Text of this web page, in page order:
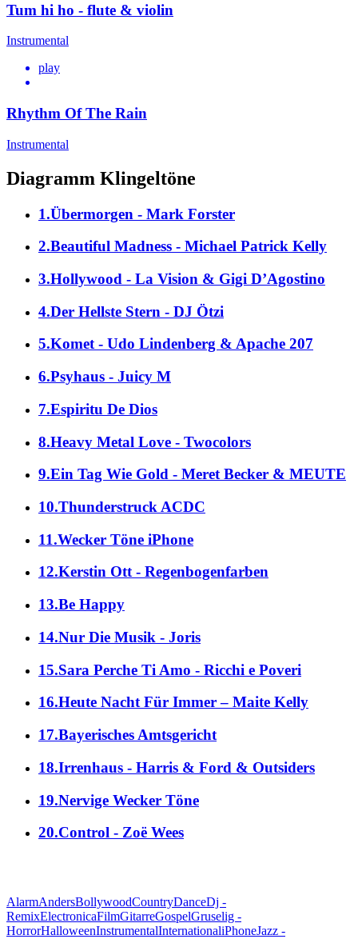
Tum hi ho - flute & violin
Instrumental
play
Rhythm Of The Rain
Instrumental
Diagramm Klingeltöne
1.Übermorgen - Mark Forster
2.Beautiful Madness - Michael Patrick Kelly
3.Hollywood - La Vision & Gigi D’Agostino
4.Der Hellste Stern - DJ Ötzi
5.Komet - Udo Lindenberg & Apache 207
6.Psyhaus - Juicy M
7.Espiritu De Dios
8.Heavy Metal Love - Twocolors
9.Ein Tag Wie Gold - Meret Becker & MEUTE
10.Thunderstruck ACDC
11.Wecker Töne iPhone
12.Kerstin Ott - Regenbogenfarben
13.Be Happy
14.Nur Die Musik - Joris
15.Sara Perche Ti Amo - Ricchi e Poveri
16.Heute Nacht Für Immer – Maite Kelly
17.Bayerisches Amtsgericht
18.Irrenhaus - Harris & Ford & Outsiders
19.Nervige Wecker Töne
20.Control - Zoë Wees
AlarmAndersBollywoodCountryDanceDj -
RemixElectronicaFilmGitarreGospelGruselig -
HorrorHalloweenInstrumentalInternationaliPhoneJazz -